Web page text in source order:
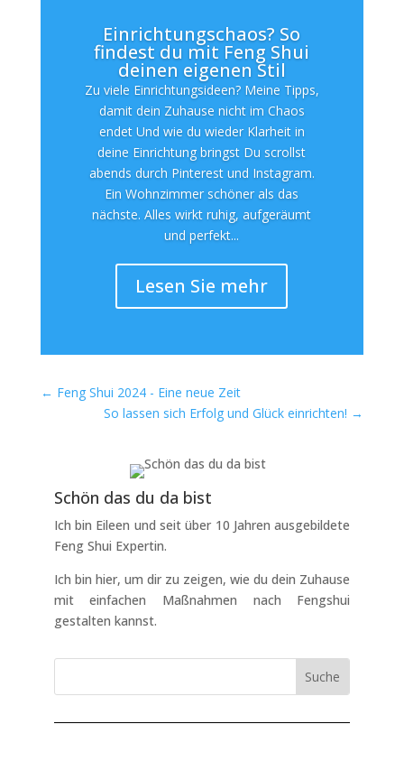
Einrichtungschaos? So
findest du mit Feng Shui
deinen eigenen Stil
Zu viele Einrichtungsideen? Meine Tipps,
damit dein Zuhause nicht im Chaos
endet Und wie du wieder Klarheit in
deine Einrichtung bringst Du scrollst
abends durch Pinterest und Instagram.
Ein Wohnzimmer schöner als das
nächste. Alles wirkt ruhig, aufgeräumt
und perfekt...
Lesen Sie mehr
← Feng Shui 2024 - Eine neue Zeit
So lassen sich Erfolg und Glück einrichten! →
Schön das du da bist
Ich bin Eileen und seit über 10 Jahren ausgebildete
Feng Shui Expertin.
Ich bin hier, um dir zu zeigen, wie du dein Zuhause
mit einfachen Maßnahmen nach Fengshui
gestalten kannst.